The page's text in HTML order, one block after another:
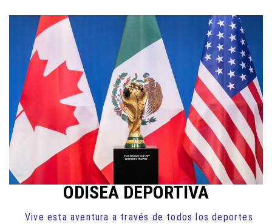
contenido
ODISEA DEPORTIVA
Vive esta aventura a través de todos los deportes